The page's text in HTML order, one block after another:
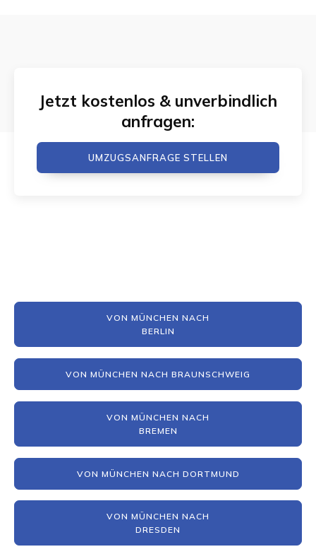
Jetzt kostenlos & unverbindlich
anfragen:
UMZUGSANFRAGE STELLEN
VON MÜNCHEN NACH
BERLIN
VON MÜNCHEN NACH BRAUNSCHWEIG
VON MÜNCHEN NACH
BREMEN
VON MÜNCHEN NACH DORTMUND
VON MÜNCHEN NACH
DRESDEN